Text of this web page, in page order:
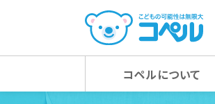
コペルについて